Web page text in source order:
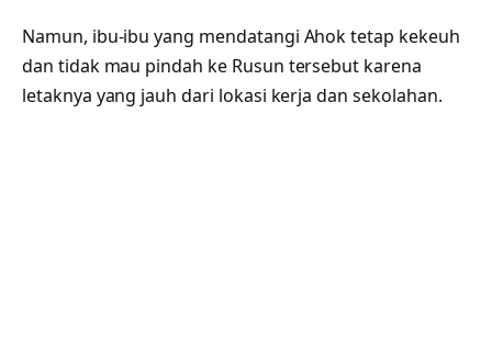
Namun, ibu-ibu yang mendatangi Ahok tetap kekeuh
dan tidak mau pindah ke Rusun tersebut karena
letaknya yang jauh dari lokasi kerja dan sekolahan.